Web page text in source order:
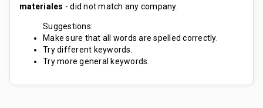
materiales - did not match any company.
Suggestions:
Make sure that all words are spelled correctly.
Try different keywords.
Try more general keywords.